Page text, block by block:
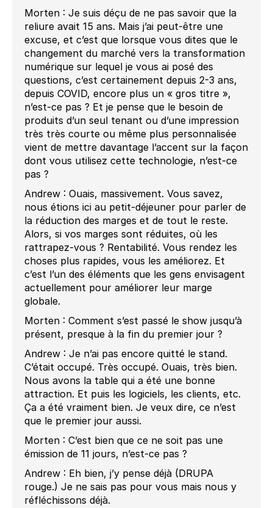
Morten : Je suis déçu de ne pas savoir que la
reliure avait 15 ans. Mais j’ai peut-être une
excuse, et c’est que lorsque vous dites que le
changement du marché vers la transformation
numérique sur lequel je vous ai posé des
questions, c’est certainement depuis 2-3 ans,
depuis COVID, encore plus un « gros titre »,
n’est-ce pas ? Et je pense que le besoin de
produits d’un seul tenant ou d’une impression
très très courte ou même plus personnalisée
vient de mettre davantage l’accent sur la façon
dont vous utilisez cette technologie, n’est-ce
pas ?
Andrew : Ouais, massivement. Vous savez,
nous étions ici au petit-déjeuner pour parler de
la réduction des marges et de tout le reste.
Alors, si vos marges sont réduites, où les
rattrapez-vous ? Rentabilité. Vous rendez les
choses plus rapides, vous les améliorez. Et
c’est l’un des éléments que les gens envisagent
actuellement pour améliorer leur marge
globale.
Morten : Comment s’est passé le show jusqu’à
présent, presque à la fin du premier jour ?
Andrew : Je n’ai pas encore quitté le stand.
C’était occupé. Très occupé. Ouais, très bien.
Nous avons la table qui a été une bonne
attraction. Et puis les logiciels, les clients, etc.
Ça a été vraiment bien. Je veux dire, ce n’est
que le premier jour aussi.
Morten : C’est bien que ce ne soit pas une
émission de 11 jours, n’est-ce pas ?
Andrew : Eh bien, j’y pense déjà (DRUPA
rouge.) Je ne sais pas pour vous mais nous y
réfléchissons déjà.